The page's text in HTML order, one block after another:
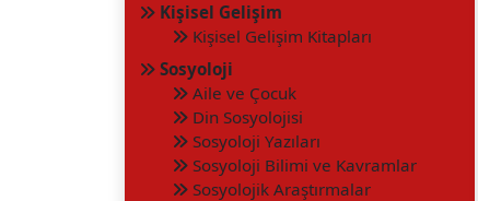
Kişisel Gelişim
Kişisel Gelişim Kitapları
Sosyoloji
Aile ve Çocuk
Din Sosyolojisi
Sosyoloji Yazıları
Sosyoloji Bilimi ve Kavramlar
Sosyolojik Araştırmalar